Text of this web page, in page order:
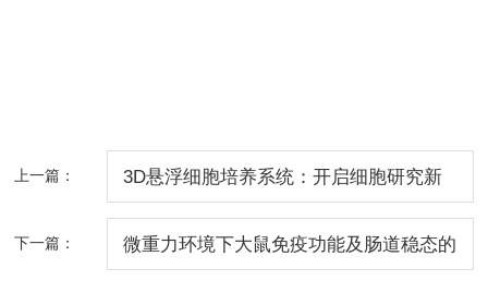
上一篇： 3D悬浮细胞培养系统：开启细胞研究新
下一篇： 微重力环境下大鼠免疫功能及肠道稳态的